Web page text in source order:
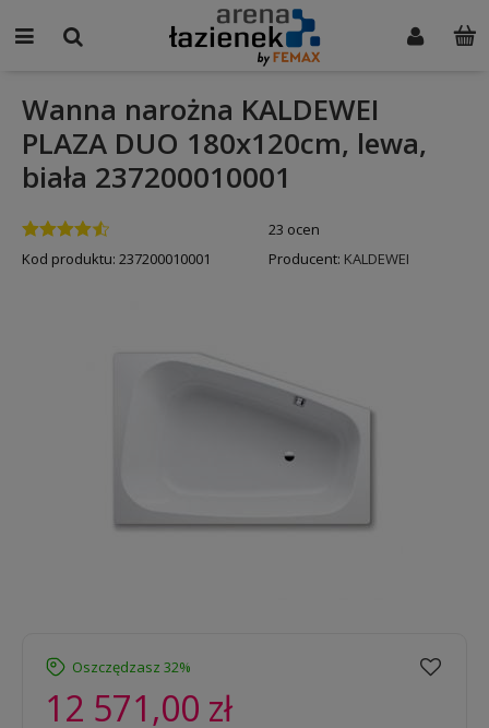
Wanna narożna KALDEWEI
PLAZA DUO 180x120cm, lewa,
biała 237200010001
23 ocen
Kod produktu: 237200010001 Producent: KALDEWEI
Oszczędzasz 32%
12 571,00 zł